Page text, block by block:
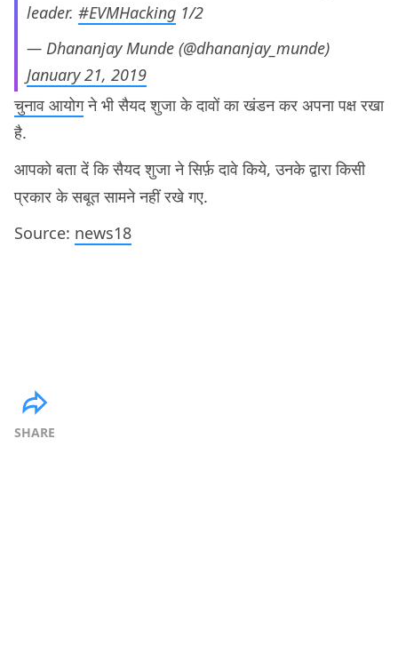
leader. #EVMHacking 1/2
— Dhananjay Munde (@dhananjay_munde)
January 21, 2019
चुनाव आयोगने भी सैयद शुजा के दावों का खंडन कर अपना पक्ष रखा
है.
आपको बता दें कि सैयद शुजा ने सिर्फ़ दावे किये, उनके द्वारा किसी
प्रकार के सबूत सामने नहीं रखे गए.
Source: news18
SHARE